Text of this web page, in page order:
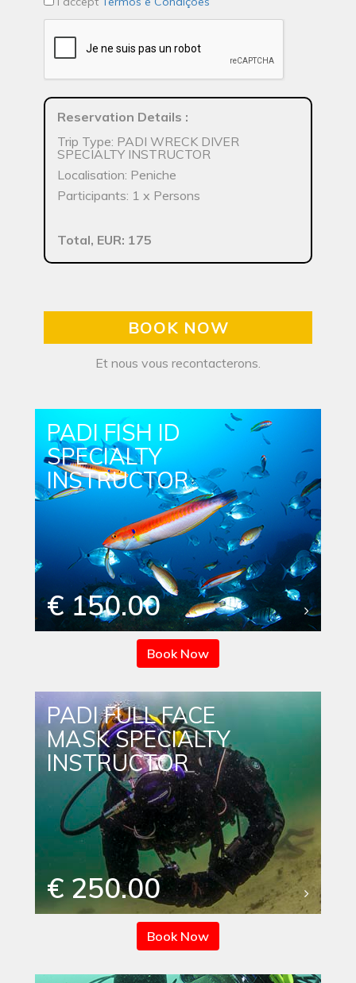
Reservation Details :
Trip Type: PADI WRECK DIVER
SPECIALTY INSTRUCTOR
Localisation: Peniche
Participants: 1 x Persons
Total, EUR: 175
BOOK NOW
Et nous vous recontacterons.
PADI FISH ID
SPECIALTY
INSTRUCTOR
€ 150.00
Book Now
PADI FULL FACE
MASK SPECIALTY
INSTRUCTOR
€ 250.00
Book Now